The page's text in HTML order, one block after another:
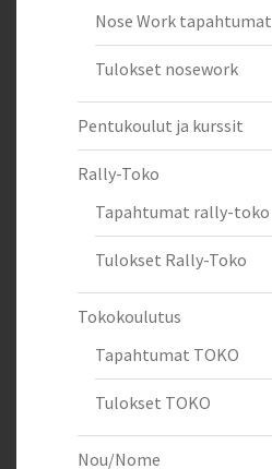
Nose Work tapahtumat
Tulokset nosework
Pentukoulut ja kurssit
Rally-Toko
Tapahtumat rally-toko
Tulokset Rally-Toko
Tokokoulutus
Tapahtumat TOKO
Tulokset TOKO
Nou/Nome